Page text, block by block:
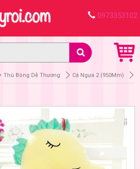
0973353102
Thú Bông Dễ Thương Cá Ngựa 2 (950Mm)